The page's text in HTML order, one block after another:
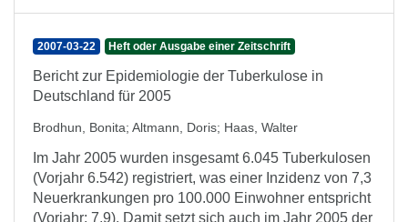
2007-03-22 Heft oder Ausgabe einer Zeitschrift
Bericht zur Epidemiologie der Tuberkulose in
Deutschland für 2005
Brodhun, Bonita; Altmann, Doris; Haas, Walter
Im Jahr 2005 wurden insgesamt 6.045 Tuberkulosen
(Vorjahr 6.542) registriert, was einer Inzidenz von 7,3
Neuerkrankungen pro 100.000 Einwohner entspricht
(Vorjahr: 7,9). Damit setzt sich auch im Jahr 2005 der